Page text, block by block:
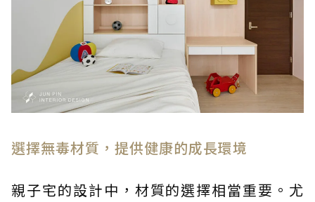
選擇無毒材質，提供健康的成長環境
親子宅的設計中，材質的選擇相當重要。尤